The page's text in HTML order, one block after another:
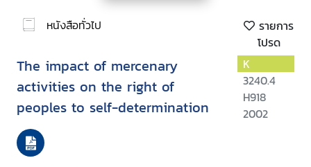
หนังสือทั่วไป
รายการ
โปรด
The impact of mercenary
activities on the right of
peoples to self-determination
K
3240.4
H918
2002